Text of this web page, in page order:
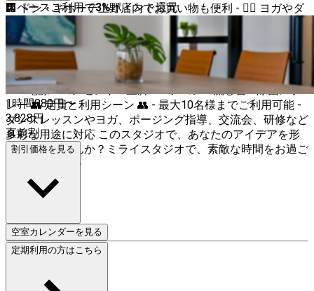
🏢 ドン・キホーテ上野店内でお買い物も便利 - 🧘‍♀️ ヨガやダ
ンス、ワークショップに最適な広々とした30㎡の空間 - 🎶
スピーカー・アンプ完備で音楽も楽しめます - 🧼 清潔な男
女別トイレと着替えスペース - 🔒 安心の防犯カメラ設置 - 🌐
高速Wi-Fi用意でネットもスムーズ 🛠️ 設備一覧 🛠️ - バレエバ
ー - 電源・コンセント - 三脚 - エアコン - 流し台 - 除菌スプ
レー 👥 定員と利用シーン 👥 - 最大10名様までご利用可能 -
ダンスレッスンやヨガ、ポージング指導、交流会、研修など
多彩な用途に対応 このスタジオで、あなたのアイデアを形
にしてみませんか？ミライスタジオで、素敵な時間をお過ご
しください！✨
スペースご利用で3%ポイント還元
1時間880円〜
3,828円
直前割
割引価格を見る
空室カレンダーを見る
定期利用の方はこちら